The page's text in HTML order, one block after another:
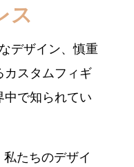
ス
デザイン、慎重
カスタムフィギ
中で知られてい
たちのデザイ